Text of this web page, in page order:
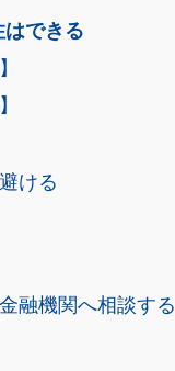
できる
ける
融機関へ相談する